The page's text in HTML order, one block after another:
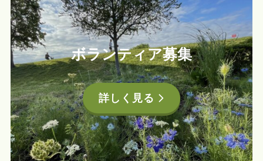
ボランティア募集
詳しく見る